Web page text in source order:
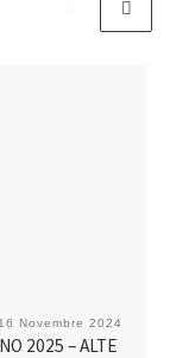
16 Novembre 2024
2025 – ALTE